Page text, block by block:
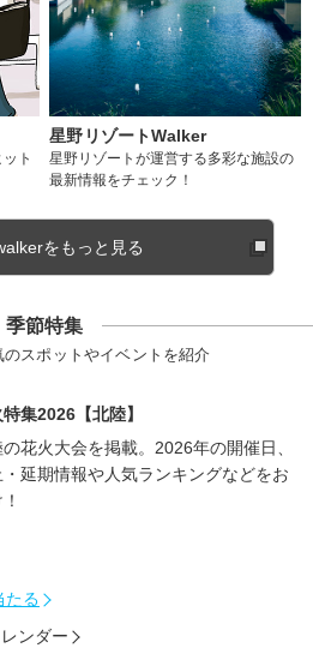
ト
星野リゾートWalker
星野リゾートが運営する多彩な施設の
最新情報をチェック！
をもっと見る
季節特集
スポットやイベントを紹介
集2026【北陸】
花火大会を掲載。2026年の開催日、
延期情報や人気ランキングなどをお
たる
ンダー